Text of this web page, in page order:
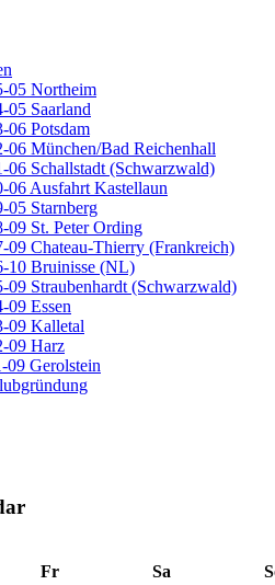
05 Northeim
05 Saarland
06 Potsdam
06 München/Bad Reichenhall
06 Schallstadt (Schwarzwald)
06 Ausfahrt Kastellaun
05 Starnberg
09 St. Peter Ording
09 Chateau-Thierry (Frankreich)
10 Bruinisse (NL)
09 Straubenhardt (Schwarzwald)
09 Essen
09 Kalletal
09 Harz
09 Gerolstein
Fr Sa